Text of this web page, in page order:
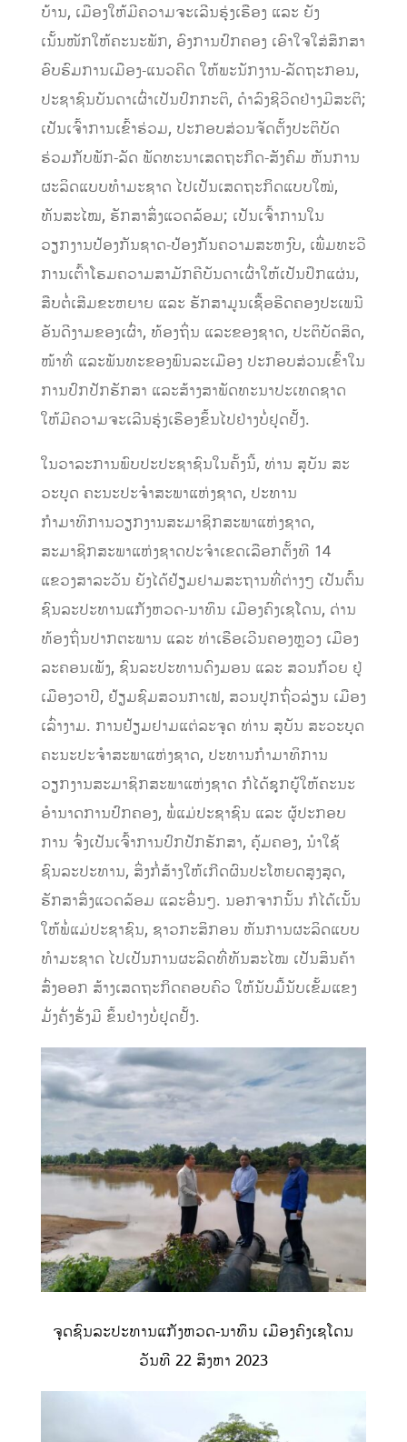
ບ້ານ, ເມືອງໃຫ້ມີຄວາມຈະເລີນຮຸ່ງເຮືອງ ແລະ ຍັງ
ເນັ້ນໜັກໃຫ້ຄະນະພັກ, ອົງການປົກຄອງ ເອົາໃຈໃສ່ສຶກສາ
ອົບຮົມການເມືອງ-ແນວຄິດ ໃຫ້ພະນັກງານ-ລັດຖະກອນ,
ປະຊາຊົນບັນດາເຜົ່າເປັນປົກກະຕິ, ດຳລົງຊີວິດຢ່າງມີສະຕິ;
ເປັນເຈົ້າການເຂົ້າຮ່ວມ, ປະກອບສ່ວນຈັດຕັ້ງປະຕິບັດ
ຮ່ວມກັບພັກ-ລັດ ພັດທະນາເສດຖະກິດ-ສັງຄົມ ຫັນການ
ຜະລິດແບບທຳມະຊາດ ໄປເປັນເສດຖະກິດແບບໃໝ່,
ທັນສະໄໝ, ຮັກສາສິ່ງແວດລ້ອມ; ເປັນເຈົ້າການໃນ
ວຽກງານປ້ອງກັນຊາດ-ປ້ອງກັນຄວາມສະຫງົບ, ເພີ່ມທະວີ
ການເຕົ້າໂຮມຄວາມສາມັກຄີບັນດາເຜົ່າໃຫ້ເປັນປຶກແຜ່ນ,
ສືບຕໍ່ເສີມຂະຫຍາຍ ແລະ ຮັກສາມູນເຊື້ອຮີດຄອງປະເພນີ
ອັນດີງາມຂອງເຜົ່າ, ທ້ອງຖິ່ນ ແລະຂອງຊາດ, ປະຕິບັດສິດ,
ໜ້າທີ່ ແລະພັນທະຂອງພົນລະເມືອງ ປະກອບສ່ວນເຂົ້າໃນ
ການປົກປັກຮັກສາ ແລະສ້າງສາພັດທະນາປະເທດຊາດ
ໃຫ້ມີຄວາມຈະເລີນຮຸ່ງເຮືອງຂຶ້ນໄປຢ່າງບໍ່ຢຸດຢັ້ງ.
ໃນວາລະການພົບປະປະຊາຊົນໃນຄັ້ງນີ້, ທ່ານ ສຸບັນ ສະ
ວະບຸດ ຄະນະປະຈຳສະພາແຫ່ງຊາດ, ປະທານ
ກຳມາທິການວຽກງານສະມາຊິກສະພາແຫ່ງຊາດ,
ສະມາຊິກສະພາແຫ່ງຊາດປະຈຳເຂດເລືອກຕັ້ງທີ 14
ແຂວງສາລະວັນ ຍັງໄດ້ຢ້ຽມຢາມສະຖານທີ່ຕ່າງໆ ເປັນຕົ້ນ
ຊົນລະປະທານແກັງຫວດ-ນາທຶນ ເມືອງຄົງເຊໂດນ, ດ່ານ
ທ້ອງຖິ່ນປາກຕະພານ ແລະ ທ່າເຮືອເວີນຄອງຫຼວງ ເມືອງ
ລະຄອນເພັງ, ຊົນລະປະທານດົງມອນ ແລະ ສວນກ້ວຍ ຢູ່
ເມືອງວາປີ, ຢ້ຽມຊົມສວນກາເຟ, ສວນປູກຖົ່ວລ່ຽນ ເມືອງ
ເລົ່າງາມ. ການຢ້ຽມຢາມແຕ່ລະຈຸດ ທ່ານ ສຸບັນ ສະວະບຸດ
ຄະນະປະຈຳສະພາແຫ່ງຊາດ, ປະທານກຳມາທິການ
ວຽກງານສະມາຊິກສະພາແຫ່ງຊາດ ກໍໄດ້ຊຸກຍູ້ໃຫ້ຄະນະ
ອໍານາດການປົກຄອງ, ພໍ່ແມ່ປະຊາຊົນ ແລະ ຜູ້ປະກອບ
ການ ຈົ່ງເປັນເຈົ້າການປົກປັກຮັກສາ, ຄຸ້ມຄອງ, ນຳໃຊ້
ຊົນລະປະທານ, ສິ່ງກໍ່ສ້າງໃຫ້ເກີດຜົນປະໂຫຍດສູງສຸດ,
ຮັກສາສິ່ງແວດລ້ອມ ແລະອຶ່ນໆ. ນອກຈາກນັ້ນ ກໍໄດ້ເນັ້ນ
ໃຫ້ພໍ່ແມ່ປະຊາຊົນ, ຊາວກະສິກອນ ຫັນການຜະລິດແບບ
ທຳມະຊາດ ໄປເປັນການຜະລິດທີ່ທັນສະໄໝ ເປັນສິນຄ້າ
ສົ່ງອອກ ສ້າງເສດຖະກິດຄອບຄົວ ໃຫ້ນັບມື້ນັບເຂັ້ມແຂງ
ມັ່ງຄັ່ງຮັ່ງມີ ຂຶ້ນຢ່າງບໍ່ຢຸດຢັ້ງ.
ຈຸດຊົນລະປະທານແກັງຫວດ-ນາທຶນ ເມືອງຄົງເຊໂດນ
ວັນທີ 22 ສິງຫາ 2023